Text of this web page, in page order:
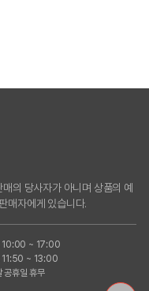
의 당사자가 아니며 상품의 예
매자에게 있습니다.
10:00 ~ 17:00
11:50 ~ 13:00
공휴일 휴무